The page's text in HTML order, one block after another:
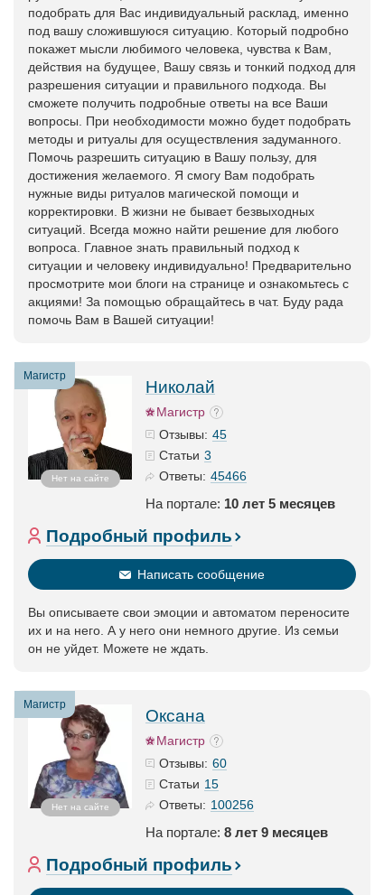
подобрать для Вас индивидуальный расклад, именно
под вашу сложившуюся ситуацию. Который подробно
покажет мысли любимого человека, чувства к Вам,
действия на будущее, Вашу связь и тонкий подход для
разрешения ситуации и правильного подхода. Вы
сможете получить подробные ответы на все Ваши
вопросы. При необходимости можно будет подобрать
методы и ритуалы для осуществления задуманного.
Помочь разрешить ситуацию в Вашу пользу, для
достижения желаемого. Я смогу Вам подобрать
нужные виды ритуалов магической помощи и
корректировки. В жизни не бывает безвыходных
ситуаций. Всегда можно найти решение для любого
вопроса. Главное знать правильный подход к
ситуации и человеку индивидуально! Предварительно
просмотрите мои блоги на странице и ознакомьтесь с
акциями! За помощью обращайтесь в чат. Буду рада
помочь Вам в Вашей ситуации!
Магистр
Нет на сайте
Николай
Магистр
Отзывы: 45
Статьи 3
Ответы: 45466
На портале: 10 лет 5 месяцев
Подробный профиль
Написать сообщение
Вы описываете свои эмоции и автоматом переносите
их и на него. А у него они немного другие. Из семьи
он не уйдет. Можете не ждать.
Магистр
Нет на сайте
Оксана
Магистр
Отзывы: 60
Статьи 15
Ответы: 100256
На портале: 8 лет 9 месяцев
Подробный профиль